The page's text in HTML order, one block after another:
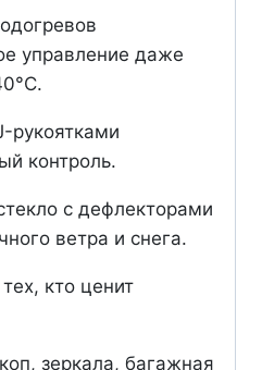
управление даже
рукоятками
контроль.
с дефлекторами
ветра и снега.
кто ценит
зеркала, багажная